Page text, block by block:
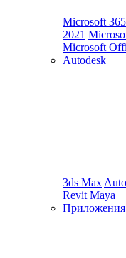
Microsoft 365
2021
Microsoft
Autodesk
3ds Max
Revit Maya